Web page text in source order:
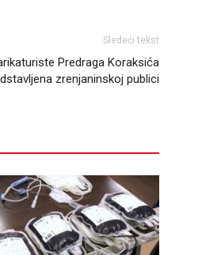
Sledeći tekst
Predraga Koraksića
zrenjaninskoj publici